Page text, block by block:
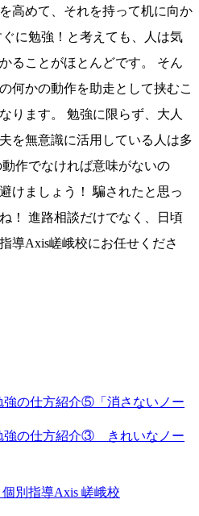
高めて、それを持って机に向か
に勉強！と考えても、人は気
ることがほとんどです。 そん
何かの動作を助走として挟むこ
ります。 勉強に限らず、大人
を無意識に活用している人は多
作でなければ意味がないの
けましょう！ 騙されたと思っ
！ 進路相談だけでなく、日頃
導Axis嵯峨校にお任せくださ
強の仕方紹介⑤「消さないノー
強の仕方紹介③ きれいなノー
個別指導Axis 嵯峨校